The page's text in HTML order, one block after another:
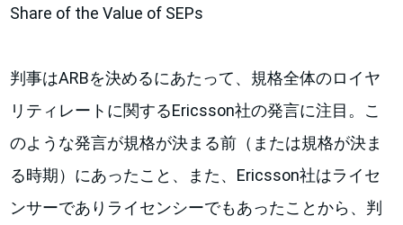
Share of the Value of SEPs
判事はARBを決めるにあたって、規格全体のロイヤ
リティレートに関するEricsson社の発言に注目。こ
のような発言が規格が決まる前（または規格が決ま
る時期）にあったこと、また、Ericsson社はライセ
ンサーでありライセンシーでもあったことから、判